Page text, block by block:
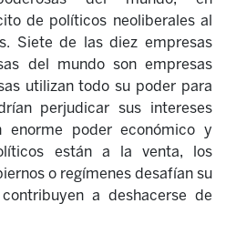
de políticos neoliberales al
Siete de las diez empresas
del mundo son empresas
utilizan todo su poder para
perjudicar sus intereses
enorme poder económico y
están a la venta, los
o regímenes desafían su
a deshacerse de